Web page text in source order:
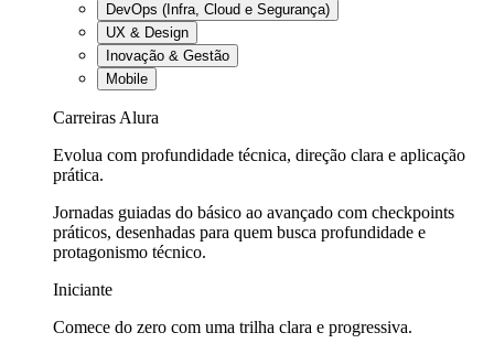
DevOps (Infra, Cloud e Segurança)
UX & Design
Inovação & Gestão
Mobile
Carreiras Alura
Evolua com profundidade técnica, direção clara e aplicação
prática.
Jornadas guiadas do básico ao avançado com checkpoints
práticos, desenhadas para quem busca profundidade e
protagonismo técnico.
Iniciante
Comece do zero com uma trilha clara e progressiva.